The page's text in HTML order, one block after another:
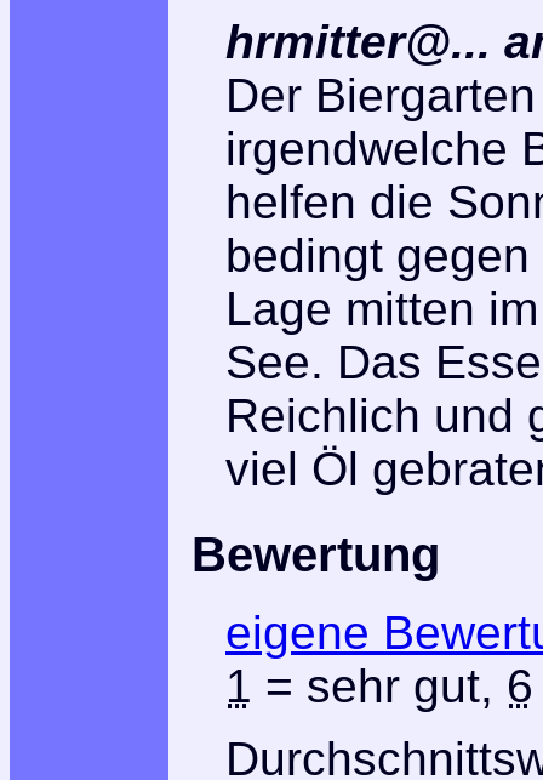
hrmitter@...
Der
irgendwelche
helfen die
bedingt
Lage mitten
See. Das
Reichlich und
viel Öl
Bewertung
eigene
1 = sehr gut, 6